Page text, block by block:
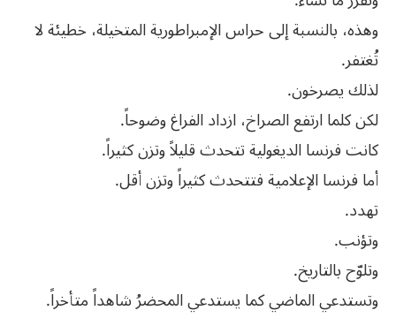
وهذه، بالنسبة إلى حراس الإمبراطورية المتخيلة، خطيئة لا
تُغتفر.
لذلك يصرخون.
لكن كلما ارتفع الصراخ، ازداد الفراغ وضوحاً.
كانت فرنسا الديغولية تتحدث قليلاً وتزن كثيراً.
أما فرنسا الإعلامية فتتحدث كثيراً وتزن أقل.
تهدد.
وتؤنب.
وتلوّح بالتاريخ.
وتستدعي الماضي كما يستدعي المحضرُ شاهداً متأخراً.